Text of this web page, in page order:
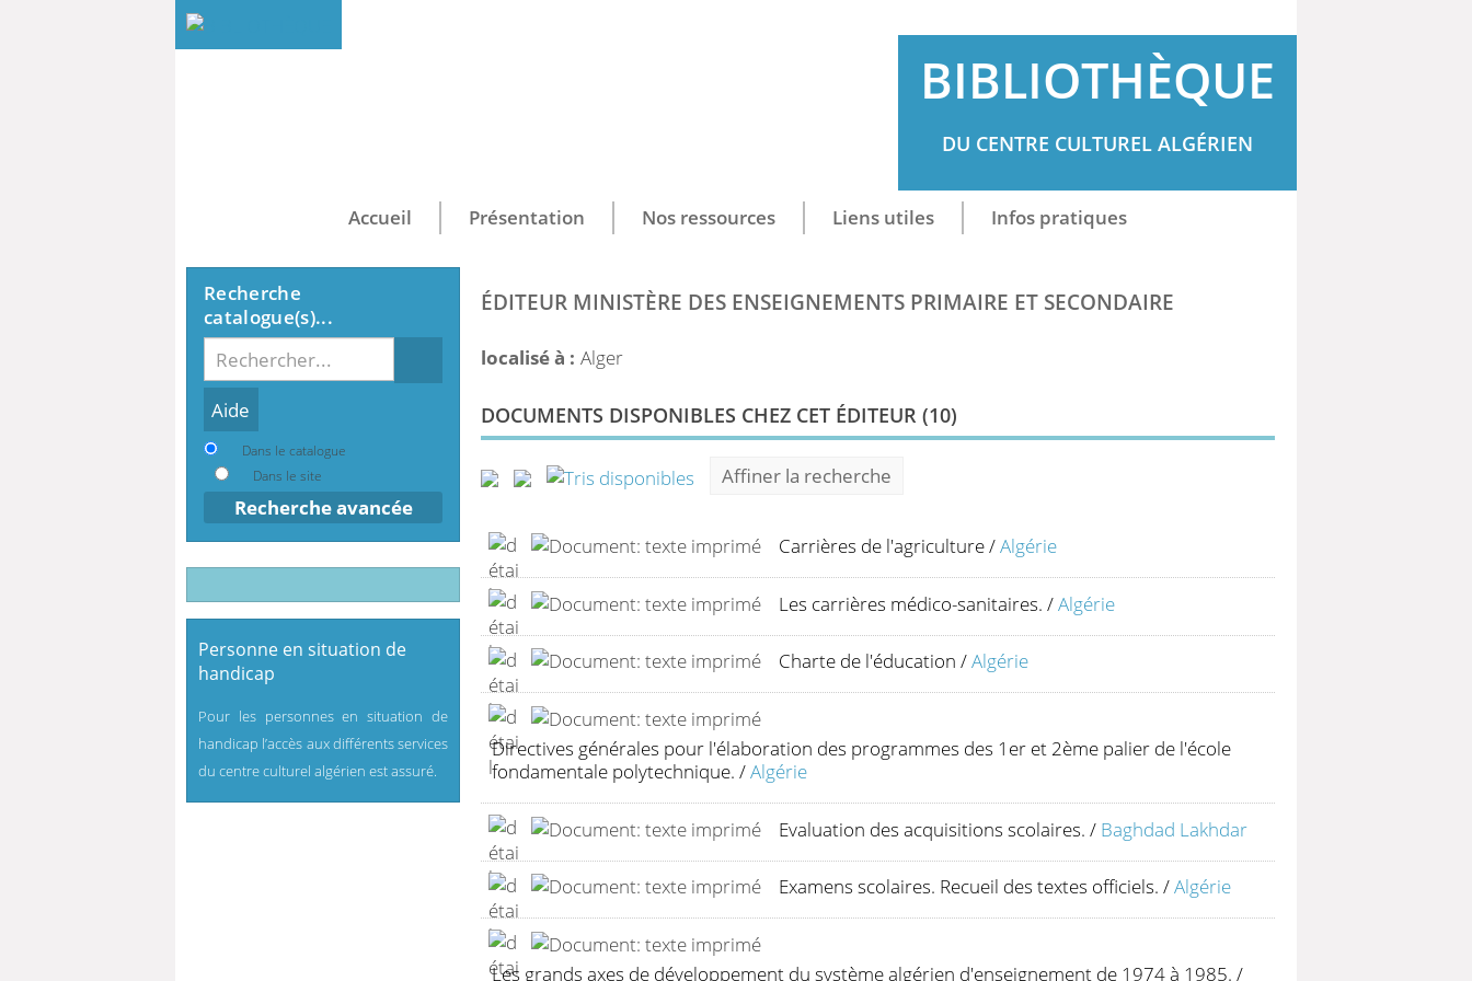
BIBLIOTHÈQUE
DU CENTRE CULTUREL ALGÉRIEN
Accueil Présentation Nos ressources Liens utiles Infos pratiques
ÉDITEUR MINISTÈRE DES ENSEIGNEMENTS PRIMAIRE ET SECONDAIRE
localisé à : Alger
DOCUMENTS DISPONIBLES CHEZ CET ÉDITEUR (10)
Affiner la recherche
Carrières de l'agriculture/Algérie
Les carrières médico-sanitaires. /Algérie
Charte de l'éducation /Algérie
Directives générales pour l'élaboration des programmes des 1er et 2ème palier de l'école
fondamentale polytechnique. /Algérie
Evaluation des acquisitions scolaires. / Baghdad Lakhdar
Examens scolaires. Recueil des textes officiels. /Algérie
Les grands axes de développement du système algérien d'enseignement de 1974 à 1985. /
Recherche
catalogue(s)...
Recherche
Dans le catalogue
Dans le site
Recherche avancée
Personne en situation de
handicap
Pour les personnes en situation de
handicap l’accès aux différents services
du centre culturel algérien est assuré.